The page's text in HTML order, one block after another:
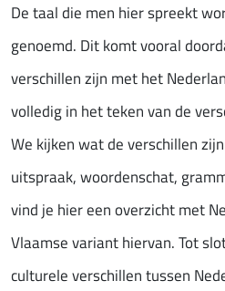
De taal die men hier spreekt
genoemd. Dit komt vooral
verschillen zijn met het
volledig in het teken van de
We kijken wat de verschillen
uitspraak, woordenschat,
vind je hier een overzicht met
Vlaamse variant hiervan. Tot
culturele verschillen tussen